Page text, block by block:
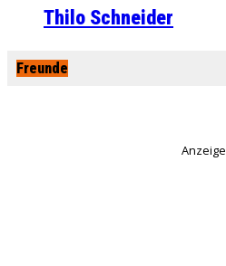
Thilo Schneider
Freunde
Anzeige